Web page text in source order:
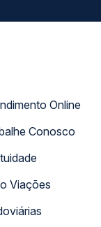
Online
Conosco
Viações